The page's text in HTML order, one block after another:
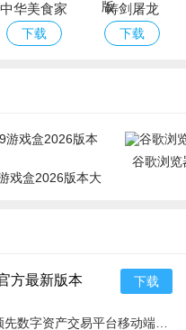
中华美食家
下载
铸剑屠龙
下载
戏盒2026版本大
谷歌浏览
方最新版本
下载